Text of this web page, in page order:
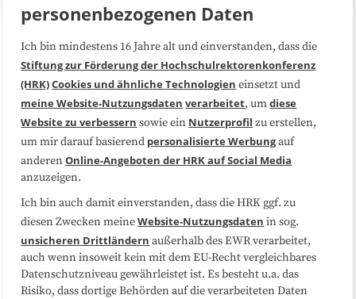
Über uns FAQ
Medienarbeit Kooperationen
Datenschutzerklärung Impressum
Sitemap
Folgen Sie uns
personenbezogenen Daten
Ich bin mindestens 16 Jahre alt und einverstanden, dass die
Stiftung zur Förderung der Hochschulrektorenkonferenz
(HRK)Cookies und ähnliche Technologien einsetzt und
meine Website-Nutzungsdaten verarbeitet, umdiese
Website zu verbessern sowie ein Nutzerprofil zu erstellen,
um mir darauf basierend personalisierte Werbungauf
anderenOnline-Angeboten der HRK auf Social Media
anzuzeigen.
Ich bin auch damit einverstanden, dass die HRK ggf. zu
diesen Zwecken meineWebsite-Nutzungsdaten in sog.
unsicheren Drittländern außerhalb des EWR verarbeitet,
auch wenn insoweit kein mit dem EU-Recht vergleichbares
Datenschutzniveau gewährleistet ist. Es besteht u.a. das
Risiko, dass dortige Behörden auf die verarbeiteten Daten